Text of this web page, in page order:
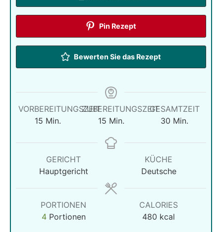
Pin Rezept
Bewerten Sie das Rezept
VORBEREITUNGSZEIT
15Minuten
Min.
ZUBEREITUNGSZEIT
15Minuten
Min.
GESAMTZEIT
30 Minuten
Min.
GERICHT
Hauptgericht
KÜCHE
Deutsche
PORTIONEN
4 Portionen
CALORIES
480 kcal